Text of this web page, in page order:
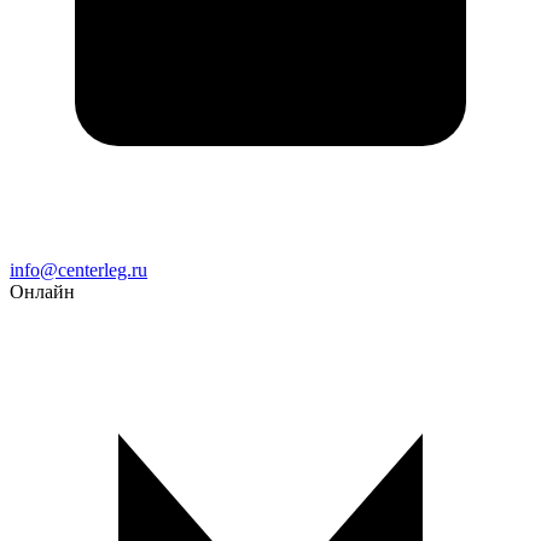
Email
info@centerleg.ru
Онлайн